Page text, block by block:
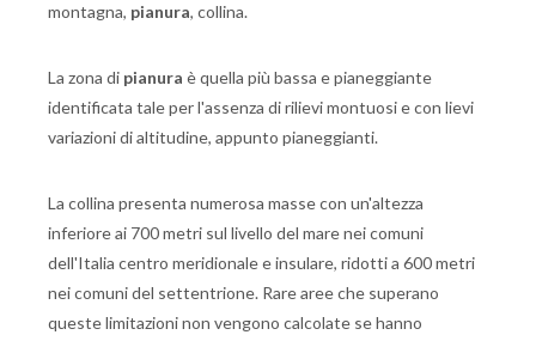
montagna, pianura, collina.
La zona di pianura è quella più bassa e pianeggiante
identificata tale per l'assenza di rilievi montuosi e con lievi
variazioni di altitudine, appunto pianeggianti.
La collina presenta numerosa masse con un'altezza
inferiore ai 700 metri sul livello del mare nei comuni
dell'Italia centro meridionale e insulare, ridotti a 600 metri
nei comuni del settentrione. Rare aree che superano
queste limitazioni non vengono calcolate se hanno